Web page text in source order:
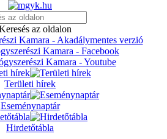
Területi hírek
Eseménynaptár
Hirdetőtábla